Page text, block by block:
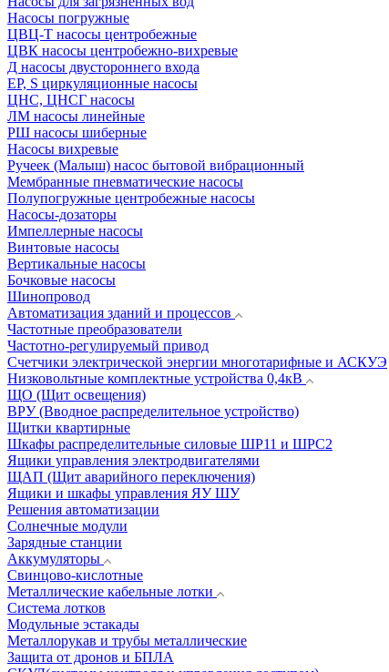
Насосы погружные
ЦВЦ-Т насосы центробежные
ЦВК насосы центробежно-вихревые
Д насосы двустороннего входа
EP, S циркуляционные насосы
ЦНС, ЦНСГ насосы
ЛМ насосы линейные
РШ насосы шиберные
Насосы вихревые
Ручеек (Малыш) насос бытовой вибрационный
Мембранные пневматические насосы
Полупогружные центробежные насосы
Насосы-дозаторы
Импеллерные насосы
Винтовые насосы
Вертикальные насосы
Бочковые насосы
Шинопровод
Автоматизация зданий и процессов
Частотные преобразователи
Частотно-регулируемый привод
Счетчики электрической энергии многотарифные и АСКУЭ
Низковольтные комплектные устройства 0,4кВ
ЩО (Щит освещения)
ВРУ (Вводное распределительное устройство)
Щитки квартирные
Шкафы распределительные силовые ШР11 и ШРС2
Ящики управления электродвигателями
ЩАП (Щит аварийного переключения)
Ящики и шкафы управления ЯУ ШУ
Решения автоматизации
Солнечные модули
Зарядные станции
Аккумуляторы
Свинцово-кислотные
Металлические кабельные лотки
Система лотков
Модульные эстакады
Металлорукав и трубы металлические
Защита от дронов и БПЛА